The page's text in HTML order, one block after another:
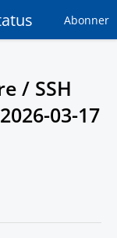
Abonner
/ SSH
2026-03-17